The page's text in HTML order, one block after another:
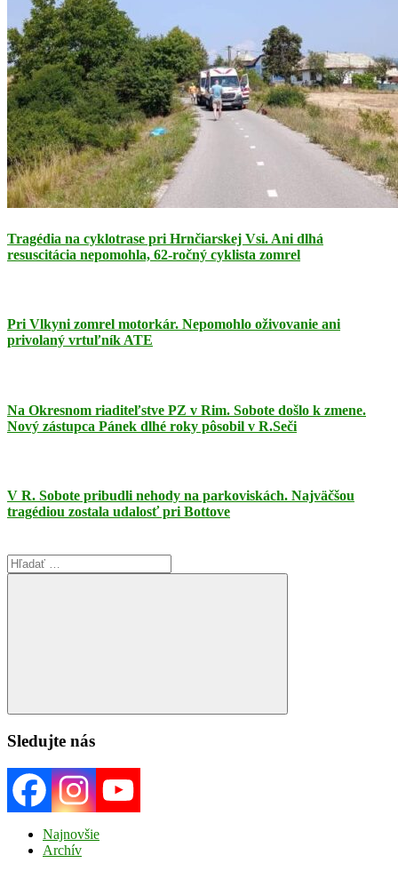
Tragédia na cyklotrase pri Hrnčiarskej Vsi. Ani dlhá
resuscitácia nepomohla, 62-ročný cyklista zomrel
Pri Vlkyni zomrel motorkár. Nepomohlo oživovanie ani
privolaný vrtuľník ATE
Na Okresnom riaditeľstve PZ v Rim. Sobote došlo k zmene.
Nový zástupca Pánek dlhé roky pôsobil v R.Seči
V R. Sobote pribudli nehody na parkoviskách. Najväčšou
tragédiou zostala udalosť pri Bottove
Search
for:
Search
Sledujte nás
Najnovšie
Archív